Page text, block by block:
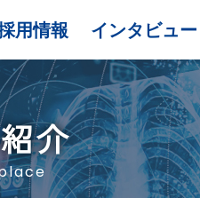
用情報 インタビュー
介